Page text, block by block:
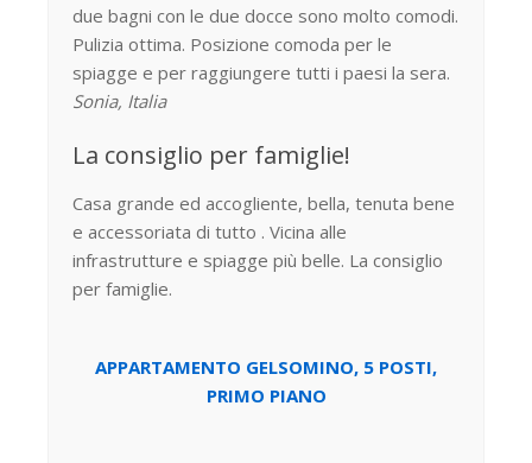
due bagni con le due docce sono molto comodi.
Pulizia ottima. Posizione comoda per le
spiagge e per raggiungere tutti i paesi la sera.
Sonia, Italia
La consiglio per famiglie!
Casa grande ed accogliente, bella, tenuta bene
e accessoriata di tutto . Vicina alle
infrastrutture e spiagge più belle. La consiglio
per famiglie.
APPARTAMENTO GELSOMINO, 5 POSTI,
PRIMO PIANO